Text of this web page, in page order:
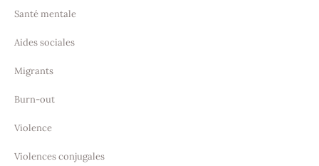
Santé mentale
Aides sociales
Migrants
Burn-out
Violence
Violences conjugales